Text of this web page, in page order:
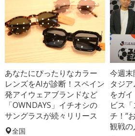
あなたにぴったりなカラー
レンズをAIが診断！スペイン
発アイウェアブランドなど
「OWNDAYS」イチオシの
サングラスが続々リリース
全国
今週
タジ
をガ
ビス
チ！“
観戦